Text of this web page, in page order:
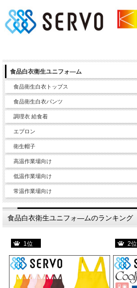
食品白衣衛生ユニフォ―ム
食品衛生白衣トップス
食品衛生白衣パンツ
調理衣 給食着
エプロン
衛生帽子
高温作業場向け
低温作業場向け
常温作業場向け
食品白衣衛生ユニフォ―ムのランキング
1位 2位